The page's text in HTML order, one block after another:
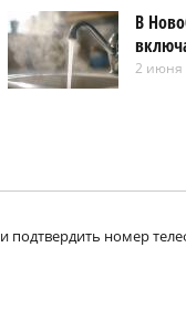
В
2 июня
и подтвердить номер